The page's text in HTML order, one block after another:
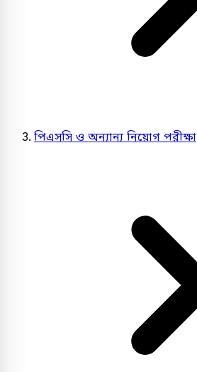
পিএসসি ও অন্যান্য নিয়োগ পরীক্ষা